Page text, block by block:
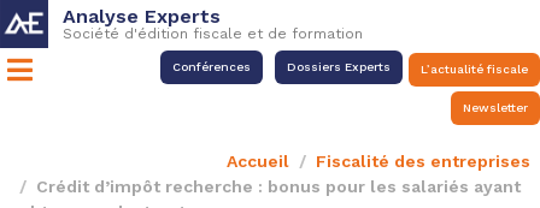
Analyse Experts
Société d'édition fiscale et de formation
Conférences Dossiers Experts L’actualité fiscale
Newsletter
Accueil
Fiscalité des entreprises
Crédit d’impôt recherche : bonus pour les salariés ayant